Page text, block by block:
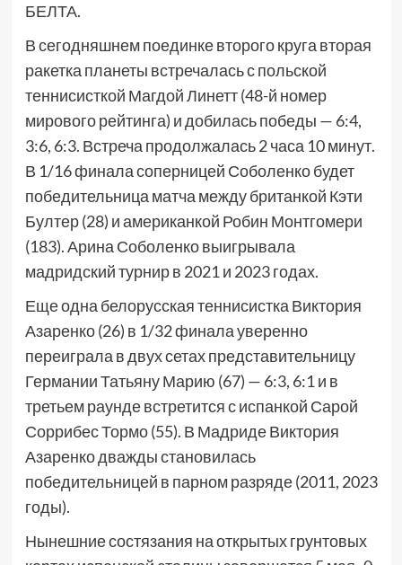
БЕЛТА.
В сегодняшнем поединке второго круга вторая
ракетка планеты встречалась с польской
теннисисткой Магдой Линетт (48-й номер
мирового рейтинга) и добилась победы — 6:4,
3:6, 6:3. Встреча продолжалась 2 часа 10 минут.
В 1/16 финала соперницей Соболенко будет
победительница матча между британкой Кэти
Бултер (28) и американкой Робин Монтгомери
(183). Арина Соболенко выигрывала
мадридский турнир в 2021 и 2023 годах.
Еще одна белорусская теннисистка Виктория
Азаренко (26) в 1/32 финала уверенно
переиграла в двух сетах представительницу
Германии Татьяну Марию (67) — 6:3, 6:1 и в
третьем раунде встретится с испанкой Сарой
Соррибес Тормо (55). В Мадриде Виктория
Азаренко дважды становилась
победительницей в парном разряде (2011, 2023
годы).
Нынешние состязания на открытых грунтовых